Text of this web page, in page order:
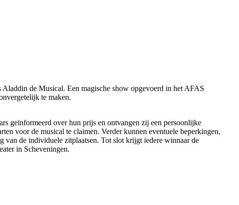
de Musical. Een magische show opgevoerd in het AFAS
te maken.
geïnformeerd over hun prijs en ontvangen zij een persoonlijke
voor de musical te claimen. Verder kunnen eventuele beperkingen,
van de individuele zitplaatsen. Tot slot krijgt iedere winnaar de
in Scheveningen.